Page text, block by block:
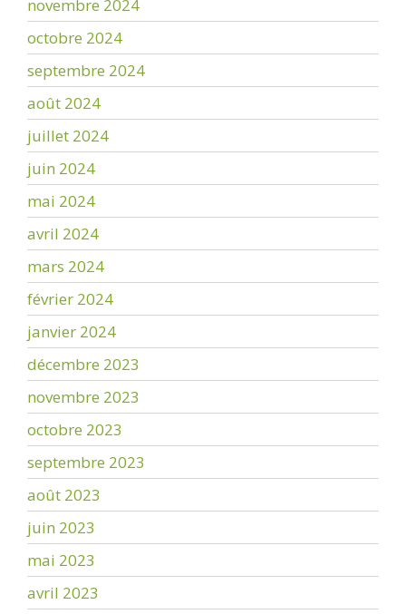
novembre 2024
octobre 2024
septembre 2024
août 2024
juillet 2024
juin 2024
mai 2024
avril 2024
mars 2024
février 2024
janvier 2024
décembre 2023
novembre 2023
octobre 2023
septembre 2023
août 2023
juin 2023
mai 2023
avril 2023